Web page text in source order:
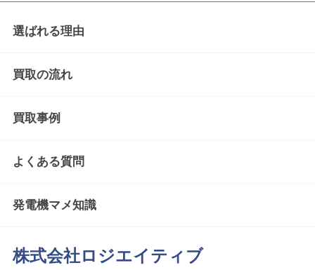
株式会社ロジエイティブ
選ばれる理由
買取の流れ
買取事例
よくある質問
発電機マメ知識